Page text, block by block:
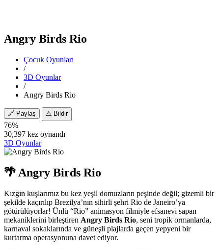
Angry Birds Rio
Çocuk Oyunları
/
3D Oyunlar
/
Angry Birds Rio
🔗 Paylaş ⚠️ Bildir
76%
30,397 kez oynandı
3D Oyunlar
🌴 Angry Birds Rio
Kızgın kuşlarımız bu kez yeşil domuzların peşinde değil; gizemli bir
şekilde kaçırılıp Brezilya’nın sihirli şehri Rio de Janeiro’ya
götürülüyorlar! Ünlü “Rio” animasyon filmiyle efsanevi sapan
mekaniklerini birleştiren Angry Birds Rio, seni tropik ormanlarda,
karnaval sokaklarında ve güneşli plajlarda geçen yepyeni bir
kurtarma operasyonuna davet ediyor.